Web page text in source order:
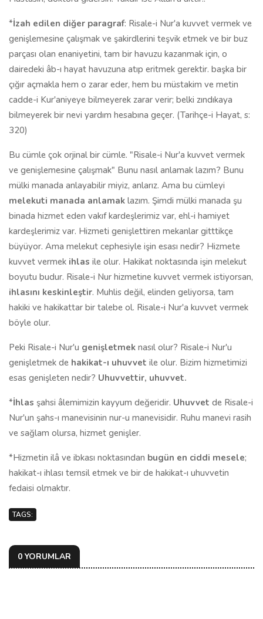
*İzah edilen diğer paragraf: Risale-i Nur'a kuvvet vermek ve
genişlemesine çalışmak ve şakirdlerini teşvik etmek ve bir buz
parçası olan enaniyetini, tam bir havuzu kazanmak için, o
dairedeki âb-ı hayat havuzuna atıp eritmek gerektir. başka bir
çığır açmakla hem o zarar eder, hem bu müstakim ve metin
cadde-i Kur'aniyeye bilmeyerek zarar verir; belki zındıkaya
bilmeyerek bir nevi yardım hesabına geçer. (Tarihçe-i Hayat, s:
320)
Bu cümle çok orjinal bir cümle. "Risale-i Nur'a kuvvet vermek
ve genişlemesine çalışmak" Bunu nasıl anlamak lazım? Bunu
mülki manada anlayabilir miyiz, anlarız. Ama bu cümleyi
melekuti manada anlamak lazım. Şimdi mülki manada şu
binada hizmet eden vakıf kardeşlerimiz var, ehl-i hamiyet
kardeşlerimiz var. Hizmeti genişlettiren mekanlar gitttikçe
büyüyor. Ama melekut cephesiyle işin esası nedir? Hizmete
kuvvet vermek ihlas ile olur. Hakikat noktasında işin melekut
boyutu budur. Risale-i Nur hizmetine kuvvet vermek istiyorsan,
ihlasını keskinleştir. Muhlis değil, elinden geliyorsa, tam
hakiki ve hakikattar bir talebe ol. Risale-i Nur'a kuvvet vermek
böyle olur.
Peki Risale-i Nur'u genişletmek nasıl olur? Risale-i Nur'u
genişletmek de hakikat-ı uhuvvet ile olur. Bizim hizmetimizi
esas genişleten nedir? Uhuvvettir, uhuvvet.
*İhlas şahsi âlemimizin kayyum değeridir. Uhuvvet de Risale-i
Nur'un şahs-ı manevisinin nur-u manevisidir. Ruhu manevi rasih
ve sağlam olursa, hizmet genişler.
*Hizmetin ilâ ve ibkası noktasından bugün en ciddi mesele;
hakikat-ı ihlası temsil etmek ve bir de hakikat-ı uhuvvetin
fedaisi olmaktır.
TAGS:
0 YORUMLAR